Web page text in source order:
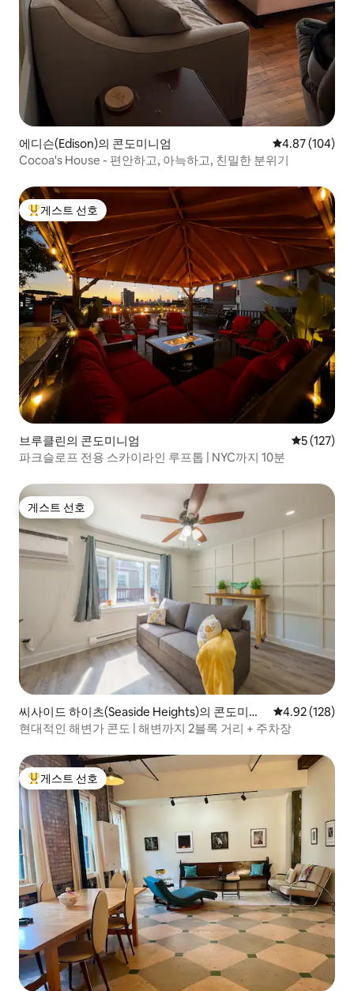
에디슨(Edison)의 콘도미니엄 평점 4.87점(5
4.87 (104)
Cocoa's House - 편안하고, 아늑하고, 친밀한 분위기
상위 게스트 선호
게스트 선호
브루클린의 콘도미니엄 평점 5점(5
5 (127)
파크슬로프 전용 스카이라인 루프톱 | NYC까지 10분
게스트 선호
게스트 선호
씨사이드 하이츠(Seaside Heights)의 콘도미니
엄
평점 4.92점(5
4.92 (128)
현대적인 해변가 콘도 | 해변까지 2블록 거리 + 주차장
상위 게스트 선호
게스트 선호